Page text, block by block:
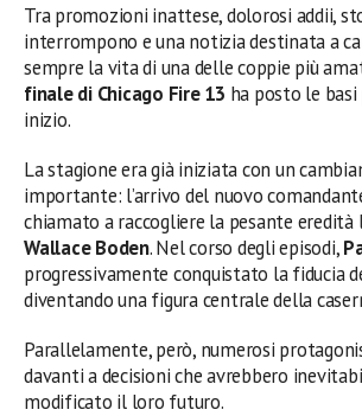
Tra promozioni inattese, dolorosi addii,
interrompono e una notizia destinata a
sempre la vita di una delle coppie più
finale di Chicago Fire 13 ha posto le
inizio.
La stagione era già iniziata con un
importante: l’arrivo del nuovo
chiamato a raccogliere la pesante eredità
Wallace Boden. Nel corso degli episodi,
progressivamente conquistato la fiducia
diventando una figura centrale della
Parallelamente, però, numerosi
davanti a decisioni che avrebbero
modificato il loro futuro.